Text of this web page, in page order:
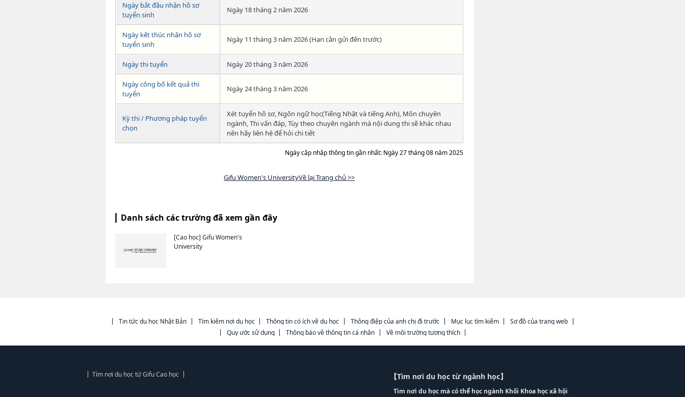
Ngày bắt đầu nhận hồ sơ
tuyển sinh
Ngày 18 tháng 2 năm 2026
Ngày kết thúc nhận hồ sơ
tuyển sinh
Ngày 11 tháng 3 năm 2026 (Hạn cần gửi đến trước)
Ngày thi tuyển Ngày 20 tháng 3 năm 2026
Ngày công bố kết quả thi
tuyển
Ngày 24 tháng 3 năm 2026
Kỳ thi / Phương pháp tuyển
chọn
Xét tuyển hồ sơ, Ngôn ngữ học(Tiếng Nhật và tiếng Anh), Môn chuyên
ngành, Thi vấn đáp, Tùy theo chuyên ngành mà nội dung thi sẽ khác nhau
nên hãy liên hệ để hỏi chi tiết
Ngày cập nhập thông tin gần nhất: Ngày 27 tháng 08 năm 2025
Gifu Women's UniversityVề lại Trang chủ >>
Danh sách các trường đã xem gần đây
[Cao học] Gifu Women's
University
Tin tức du học Nhật Bản Tìm kiếm nơi du học Thông tin có ích về du học Thông điệp của anh chị đi trước Mục lục tìm kiếm
Sơ đồ của trang web
Quy ước sử dụng
Thông báo về thông tin cá nhân Về môi trường tương thích
Tìm nơi du học từ Gifu Cao học 【Tìm nơi du học từ ngành học】
Tìm nơi du học mà có thể học ngành Khối Khoa học xã hội